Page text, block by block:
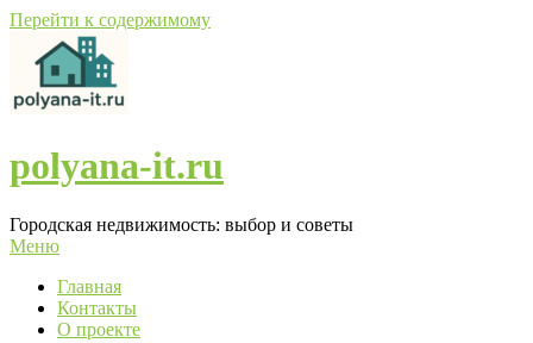
Перейти к содержимому
polyana-it.ru
Городская недвижимость: выбор и советы
Меню
Главная
Контакты
О проекте